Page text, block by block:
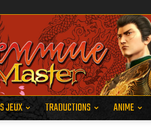
JEUX TRADUCTIONS ANIME